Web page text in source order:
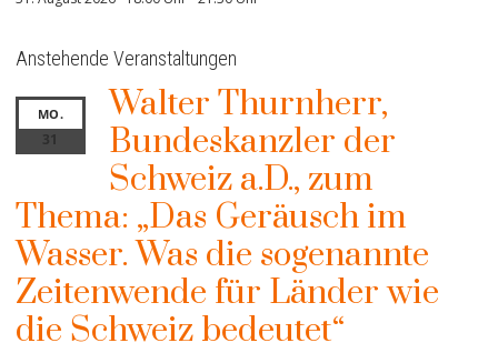
Anstehende Veranstaltungen
MO.
31
Walter Thurnherr,
Bundeskanzler der
Schweiz a.D., zum
Thema: „Das Geräusch im
Wasser. Was die sogenannte
Zeitenwende für Länder wie
die Schweiz bedeutet“